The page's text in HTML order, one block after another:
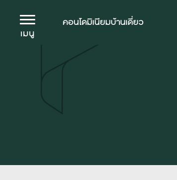
เมนู
คอนโดมิเนียมบ้านเดี่ยว